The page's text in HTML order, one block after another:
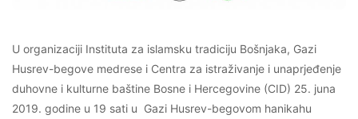
U organizaciji Instituta za islamsku tradiciju Bošnjaka, Gazi
Husrev-begove medrese i Centra za istraživanje i unaprjeđenje
duhovne i kulturne baštine Bosne i Hercegovine (CID) 25. juna
2019. godine u 19 sati u Gazi Husrev-begovom hanikahu